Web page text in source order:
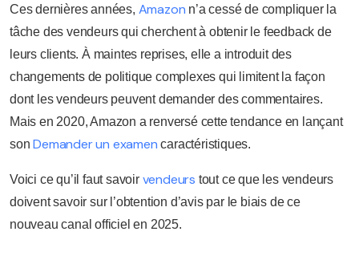
Ces dernières années, Amazon n’a cessé de compliquer la
tâche des vendeurs qui cherchent à obtenir le feedback de
leurs clients. À maintes reprises, elle a introduit des
changements de politique complexes qui limitent la façon
dont les vendeurs peuvent demander des commentaires.
Mais en 2020, Amazon a renversé cette tendance en lançant
sonDemander un examencaractéristiques.
Voici ce qu’il faut savoir vendeurs tout ce que les vendeurs
doivent savoir sur l’obtention d’avis par le biais de ce
nouveau canal officiel en 2025.